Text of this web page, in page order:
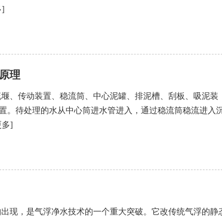
理
、传动装置、稳流筒、中心泥罐、排泥槽、刮板、吸泥装
。待处理的水从中心筒进水管进入，通过稳流筒稳流进入
]
现，是气浮净水技术的一个重大突破。它改传统气浮的静